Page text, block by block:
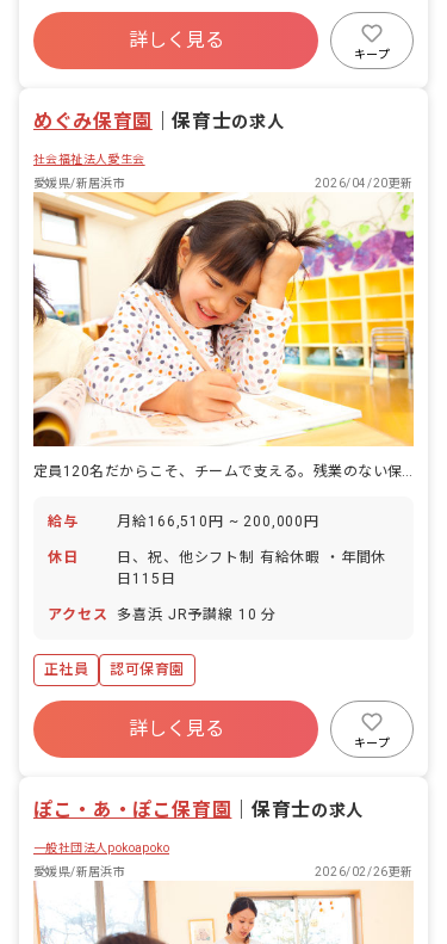
ますので、心配いりません。 変更範囲:
児童指導員 【新居浜市働き方改革推進企
業】 誰もが働きやすく活躍できる職場作
すすめポイント~ 1複数の職員で担当し
ますので、心配いりません。... ■園児年
齢層：0～5歳児
詳しく見る
キープ
めぐみ保育園 ｜保育士の求人
社会福祉法人愛生会
愛媛県/新居浜市
2026/04/20更新
定員120名だからこそ、チームで支える。残業のない保育を。
給与 月給166,510円 ~ 200,000円
休日
日、祝、他シフト制 有給休暇 ・年間休
日115日
アクセス 多喜浜 JR予讃線 10 分
正社員 認可保育園
詳しく見る
キープ
ぽこ・あ・ぽこ保育園 ｜保育士の求人
一般社団法人pokoapoko
愛媛県/新居浜市
2026/02/26更新